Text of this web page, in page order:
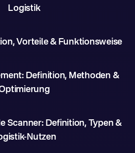
Logistik
Vorteile & Funktionsweise
Definition, Methoden &
Scanner: Definition, Typen &
Nutzen